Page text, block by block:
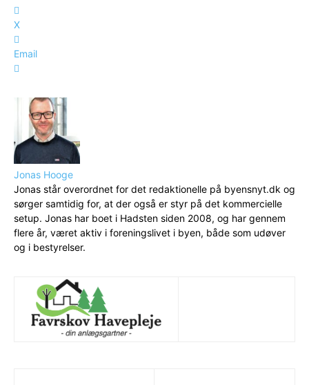
X
Email
Jonas Hooge
Jonas står overordnet for det redaktionelle på byensnyt.dk og
sørger samtidig for, at der også er styr på det kommercielle
setup. Jonas har boet i Hadsten siden 2008, og har gennem
flere år, været aktiv i foreningslivet i byen, både som udøver
og i bestyrelser.